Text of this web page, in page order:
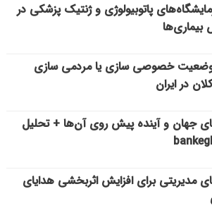
پاتوبیولوژی و ژنتیک پزشکی در
خصوصی سازی یا مردمی سازی
در ایران
جهان و آینده پیش روی آن‌ها + تحلیل
مدیریتی برای افزایش اثربخشی هدایای